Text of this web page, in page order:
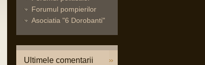
Forumul pompierilor
Asociatia "6 Dorobanti"
Ultimele comentarii